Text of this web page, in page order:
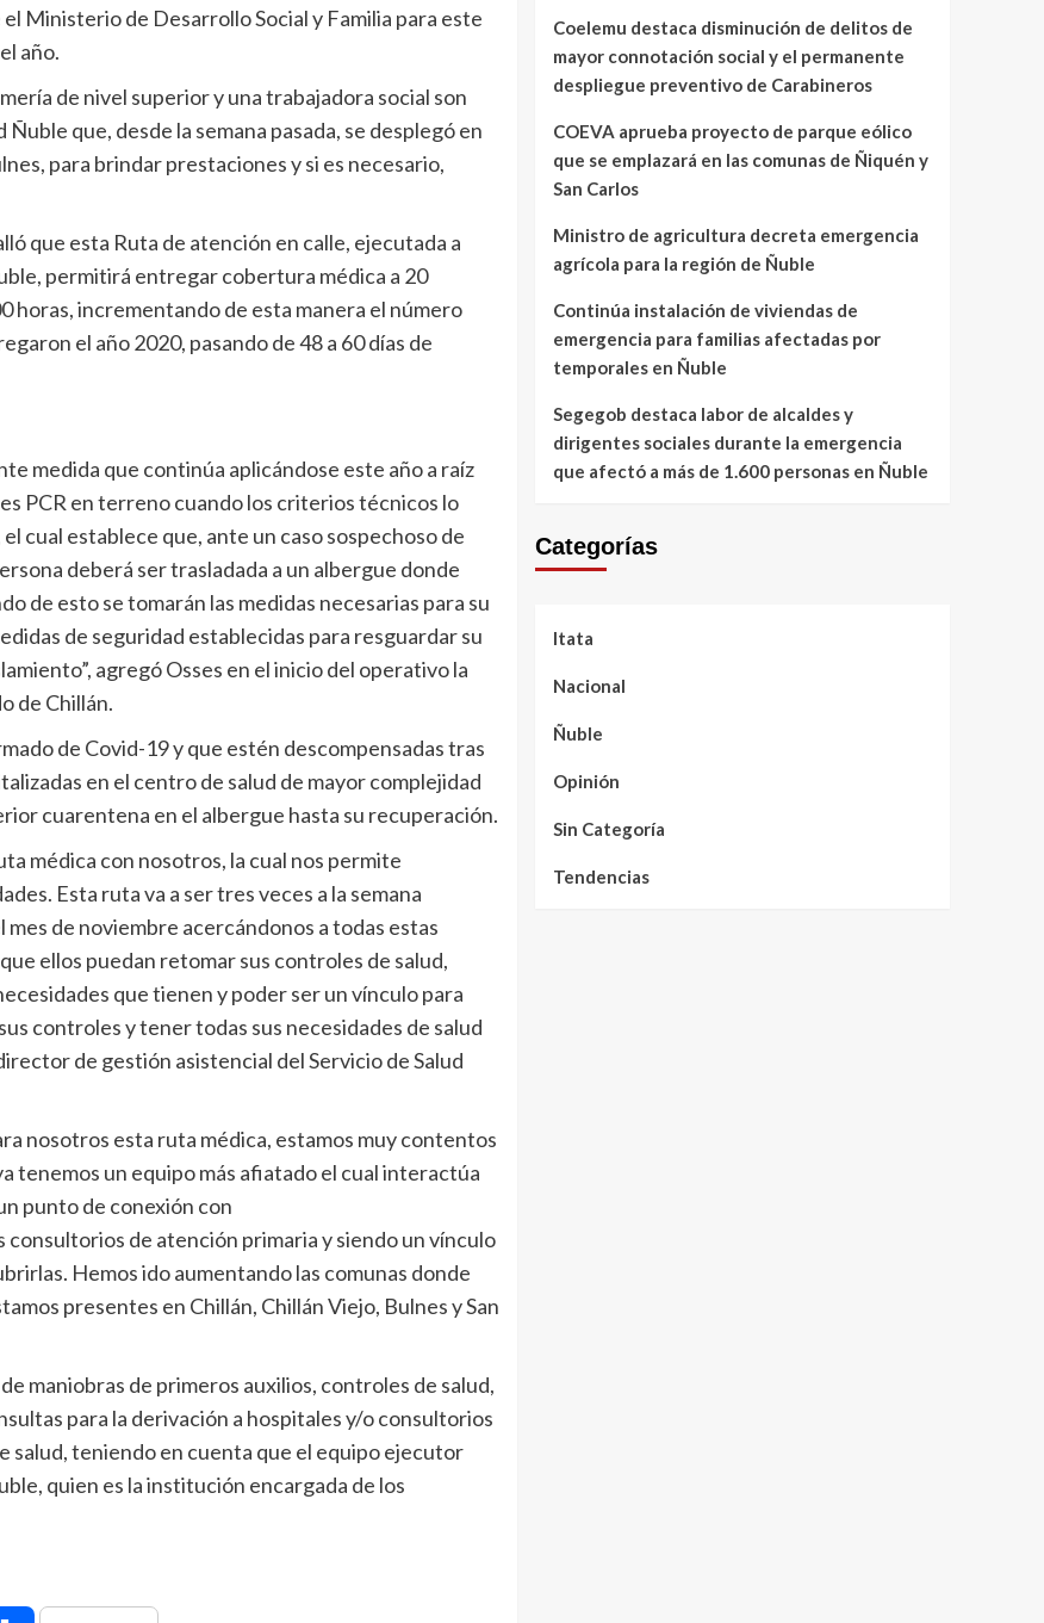
Ministerio de Desarrollo Social y Familia para este
año.
de nivel superior y una trabajadora social son
que, desde la semana pasada, se desplegó en
para brindar prestaciones y si es necesario,
que esta Ruta de atención en calle, ejecutada a
permitirá entregar cobertura médica a 20
horas, incrementando de esta manera el número
el año 2020, pasando de 48 a 60 días de
medida que continúa aplicándose este año a raíz
PCR en terreno cuando los criterios técnicos lo
cual establece que, ante un caso sospechoso de
deberá ser trasladada a un albergue donde
de esto se tomarán las medidas necesarias para su
de seguridad establecidas para resguardar su
agregó Osses en el inicio del operativo la
de Chillán.
de Covid-19 y que estén descompensadas tras
en el centro de salud de mayor complejidad
cuarentena en el albergue hasta su recuperación.
médica con nosotros, la cual nos permite
Esta ruta va a ser tres veces a la semana
de noviembre acercándonos a todas estas
ellos puedan retomar sus controles de salud,
que tienen y poder ser un vínculo para
controles y tener todas sus necesidades de salud
de gestión asistencial del Servicio de Salud
nosotros esta ruta médica, estamos muy contentos
tenemos un equipo más afiatado el cual interactúa
punto de conexión con
de atención primaria y siendo un vínculo
Hemos ido aumentando las comunas donde
presentes en Chillán, Chillán Viejo, Bulnes y San
maniobras de primeros auxilios, controles de salud,
para la derivación a hospitales y/o consultorios
salud, teniendo en cuenta que el equipo ejecutor
quien es la institución encargada de los
Coelemu destaca disminución de delitos de
mayor connotación social y el permanente
despliegue preventivo de Carabineros
COEVA aprueba proyecto de parque eólico
que se emplazará en las comunas de Ñiquén y
San Carlos
Ministro de agricultura decreta emergencia
agrícola para la región de Ñuble
Continúa instalación de viviendas de
emergencia para familias afectadas por
temporales en Ñuble
Segegob destaca labor de alcaldes y
dirigentes sociales durante la emergencia
que afectó a más de 1.600 personas en Ñuble
Categorías
Itata
Nacional
Ñuble
Opinión
Sin Categoría
Tendencias